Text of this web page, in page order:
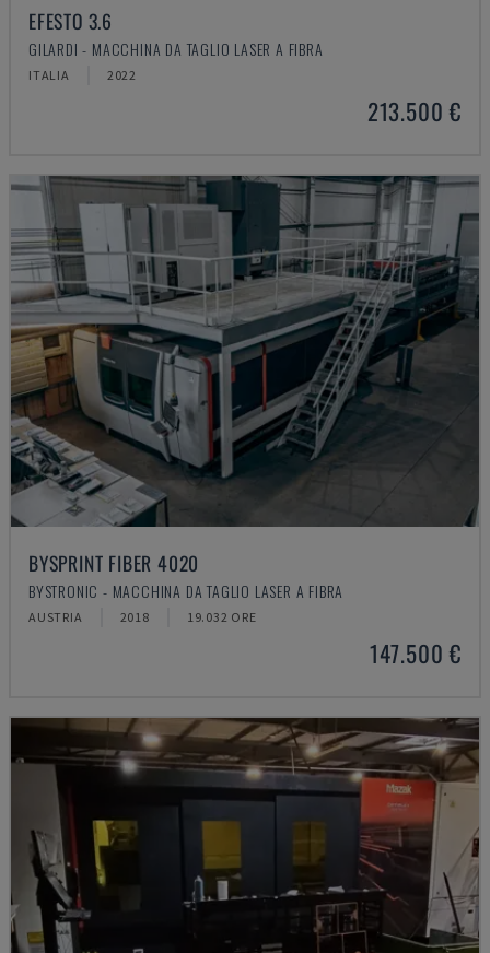
EFESTO 3.6
GILARDI - MACCHINA DA TAGLIO LASER A FIBRA
ITALIA 2022
213.500 €
BYSPRINT FIBER 4020
BYSTRONIC - MACCHINA DA TAGLIO LASER A FIBRA
AUSTRIA 2018 19.032 ORE
147.500 €